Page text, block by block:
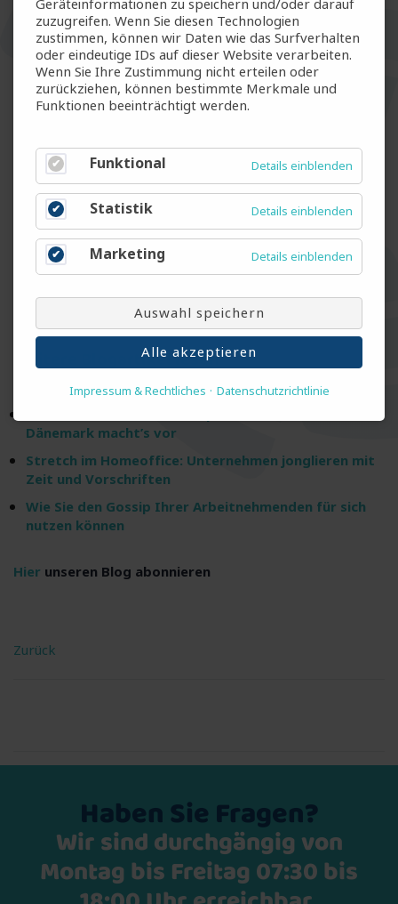
auch kritische Stimmen. Namentlich der Umweltmediziner
Hans-Peter Hutter sagte gegenüber dem österreichischen
Fernsehsender «Puls 24», man stelle sich das viel zu einfach
vor. «Wie sieht es aus, wenn man beschliesst, mit der Arbeit
schon um 6 Uhr zu beginnen? Was passiert dann mit den
Kindern, wenn die Kinderbetreuung erst ab 8 Uhr offen
Der Schweizer Klimaforscher David Bresch zeigt sich
optimistischer: «Für zukünftige Generationen sehe ich
riesige Gestaltungsräume, was die Flexibilität in der
Arbeitswelt angeht.»
Weitere Blogartikel lesen
Dänemark macht’s vor
Stretch im Homeoffice: Unternehmen jonglieren mit
Zeit und Vorschriften
Wie Sie den Gossip Ihrer Arbeitnehmenden für sich
nutzen können
Hier unseren Blog abonnieren
Zurück
Haben Sie Fragen?
Wir sind durchgängig von
Montag bis Freitag 07:30 bis
zuzugreifen. Wenn Sie diesen Technologien
zustimmen, können wir Daten wie das Surfverhalten
oder eindeutige IDs auf dieser Website verarbeiten.
Wenn Sie Ihre Zustimmung nicht erteilen oder
zurückziehen, können bestimmte Merkmale und
Funktionen beeinträchtigt werden.
Funktional Details einblenden
Statistik Details einblenden
Marketing Details einblenden
Auswahl speichern
Alle akzeptieren
Impressum & Rechtliches Datenschutzrichtlinie